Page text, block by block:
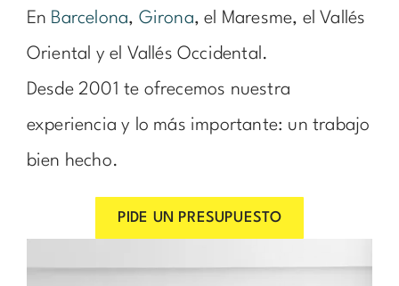
En Barcelona, Girona, el Maresme, el Vallés
Oriental y el Vallés Occidental.
Desde 2001 te ofrecemos nuestra
experiencia y lo más importante: un trabajo
bien hecho.
PIDE UN PRESUPUESTO